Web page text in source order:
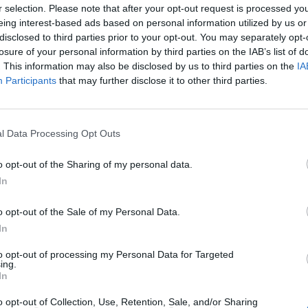
selection. Please note that after your opt-out request is processed
interest-based ads based on personal information utilized by us
to third parties prior to your opt-out. You may separately
of your personal information by third parties on the IAB’s list of
This information may also be disclosed by us to third parties on the
Participants that may further disclose it to other third parties.
Data Processing Opt Outs
opt-out of the Sharing of my personal data.
opt-out of the Sale of my Personal Data.
opt-out of processing my Personal Data for Targeted
opt-out of Collection, Use, Retention, Sale, and/or Sharing
Mollicone. Il legale gli è sempre
e ha portato avanti la sua battaglia per la
delitto di Serena Mollicone è stato
a giudizio per 5 persone: il
dei carabinieri Franco Mottola, la moglie
il figlio Marco e il maresciallo Vincenzo
Santino Tuzi. Infine l’appuntato
si è aperta il 13 novembre 2019.
Rudy Giuliani a Come States?
americana